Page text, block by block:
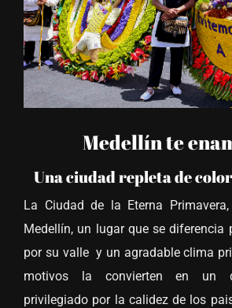
Medellín te
Una ciudad repleta de
La Ciudad de la Eterna
Medellín, un lugar que se diferencia
por su valle y un agradable clima
motivos la convierten en un
privilegiado por la calidez de los